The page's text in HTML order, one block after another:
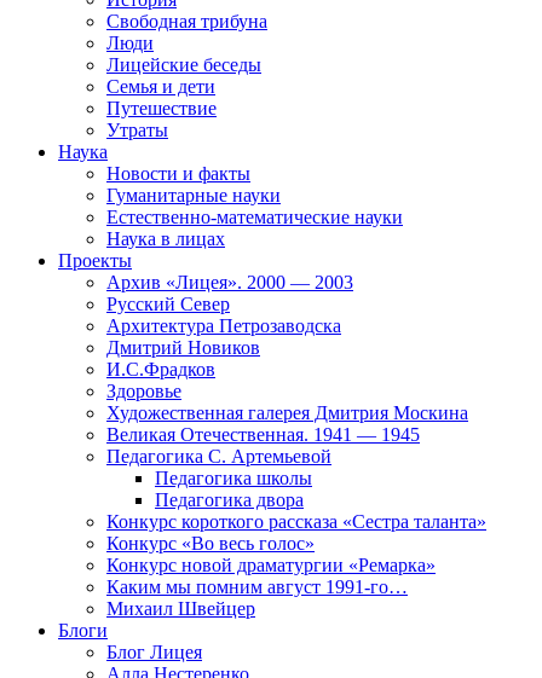
Свободная трибуна
Люди
Лицейские беседы
Семья и дети
Путешествие
Утраты
Наука
Новости и факты
Гуманитарные науки
Естественно-математические науки
Наука в лицах
Проекты
Архив «Лицея». 2000 — 2003
Русский Север
Архитектура Петрозаводска
Дмитрий Новиков
И.С.Фрадков
Здоровье
Художественная галерея Дмитрия Москина
Великая Отечественная. 1941 — 1945
Педагогика С. Артемьевой
Педагогика школы
Педагогика двора
Конкурс короткого рассказа «Сестра таланта»
Конкурс «Во весь голос»
Конкурс новой драматургии «Ремарка»
Каким мы помним август 1991-го…
Михаил Швейцер
Блоги
Блог Лицея